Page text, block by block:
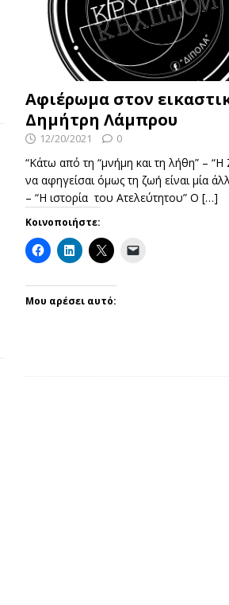
Αφιέρωμα στον
Δημήτρη Λάμπρου
12/20/2021 0
“Κάτω από τη “μνήμη και τη λήθη” –
να αφηγείσαι όμως τη ζωή είναι μία
– “Η ιστορία του Ατελεύτητου” Ο […]
Κοινοποιήστε:
Μου αρέσει αυτό: